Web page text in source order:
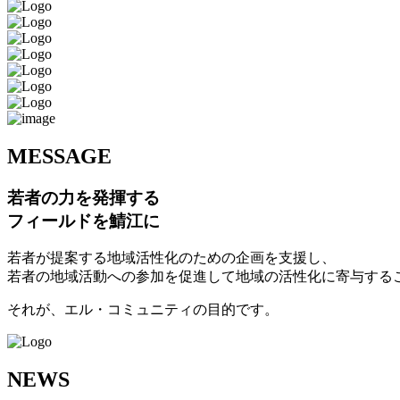
MESSAGE
若者の力を発揮する
フィールドを鯖江に
若者が提案する地域活性化のための企画を支援し、
若者の地域活動への参加を促進して地域の活性化に寄与する
それが、エル・コミュニティの目的です。
NEWS